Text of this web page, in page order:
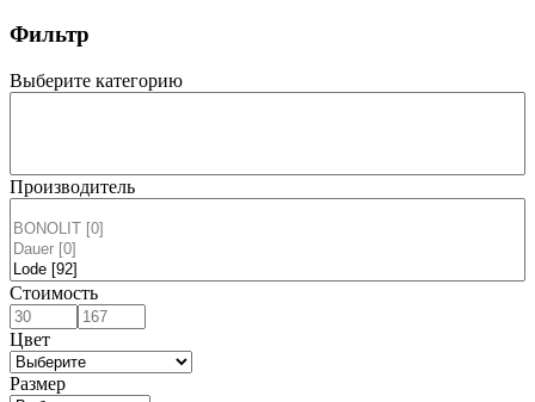
Фильтр
Выберите категорию
Производитель
Стоимость
Цвет
Размер